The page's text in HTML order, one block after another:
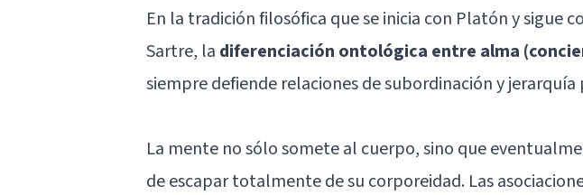
En la tradición filosófica que se inicia con Platóny sigue
Sartre, la diferenciación ontológica entre alma
siempre defiende relaciones de subordinación y
La mente no sólo somete al cuerpo, sino que
de escapar totalmente de su corporeidad. Las